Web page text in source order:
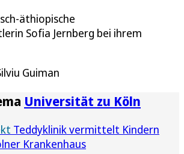
äthiopische
Sofia Jernberg bei ihrem
Guiman
Universität zu Köln
Teddyklinik vermittelt Kindern
Krankenhaus